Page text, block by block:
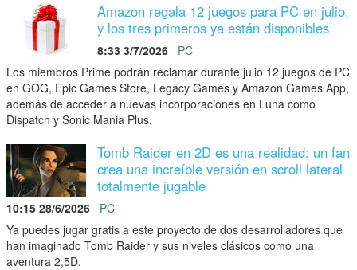
Amazon regala 12 juegos para PC en julio,
y los tres primeros ya están disponibles
8:33 3/7/2026
PC
Los miembros Prime podrán reclamar durante julio 12 juegos de PC
en GOG, Epic Games Store, Legacy Games y Amazon Games App,
además de acceder a nuevas incorporaciones en Luna como
Dispatch y Sonic Mania Plus.
Tomb Raider en 2D es una realidad: un fan
crea una increíble versión en scroll lateral
totalmente jugable
10:15 28/6/2026
PC
Ya puedes jugar gratis a este proyecto de dos desarrolladores que
han imaginado Tomb Raider y sus niveles clásicos como una
aventura 2,5D.